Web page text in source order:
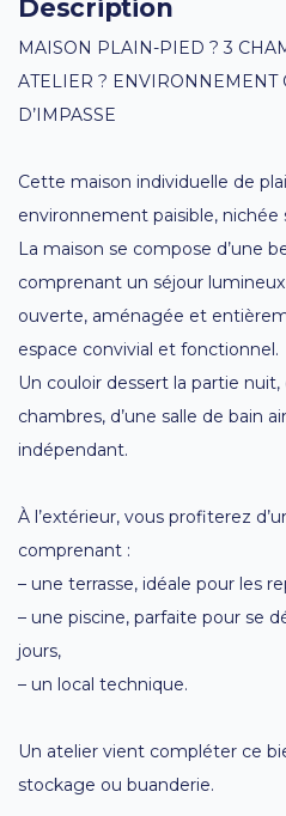
Description
MAISON PLAIN-PIED ? 3
ATELIER ? ENVIRONNEMENT
D’IMPASSE
Cette maison individuelle de
environnement paisible, nichée
La maison se compose d’une
comprenant un séjour
ouverte, aménagée et
espace convivial et fonctionnel.
Un couloir dessert la partie
chambres, d’une salle de bain
indépendant.
À l’extérieur, vous profiterez
comprenant :
– une terrasse, idéale pour les
– une piscine, parfaite pour se
jours,
– un local technique.
Un atelier vient compléter ce
stockage ou buanderie.